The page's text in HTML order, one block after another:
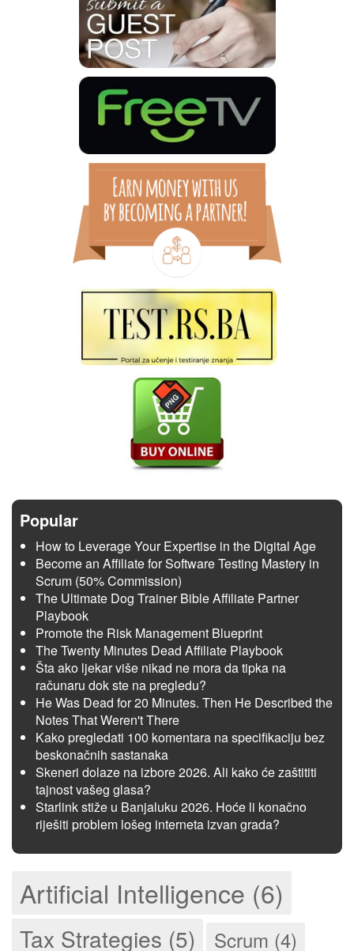
Popular
How to Leverage Your Expertise in the Digital Age
Become an Affiliate for Software Testing Mastery in
Scrum (50% Commission)
The Ultimate Dog Trainer Bible Affiliate Partner
Playbook
Promote the Risk Management Blueprint
The Twenty Minutes Dead Affiliate Playbook
Šta ako ljekar više nikad ne mora da tipka na
računaru dok ste na pregledu?
He Was Dead for 20 Minutes. Then He Described the
Notes That Weren't There
Kako pregledati 100 komentara na specifikaciju bez
beskonačnih sastanaka
Skeneri dolaze na izbore 2026. Ali kako će zaštititi
tajnost vašeg glasa?
Starlink stiže u Banjaluku 2026. Hoće li konačno
riješiti problem lošeg interneta izvan grada?
Artificial Intelligence (6)
Tax Strategies (5) Scrum (4)